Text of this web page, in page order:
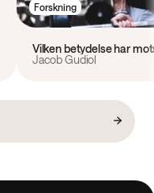
Forskning
Vilken betydelse har
Jacob Gudiol